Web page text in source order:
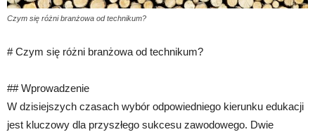
Czym się różni branżowa od technikum?
# Czym się różni branżowa od technikum?
## Wprowadzenie
W dzisiejszych czasach wybór odpowiedniego kierunku edukacji
jest kluczowy dla przyszłego sukcesu zawodowego. Dwie